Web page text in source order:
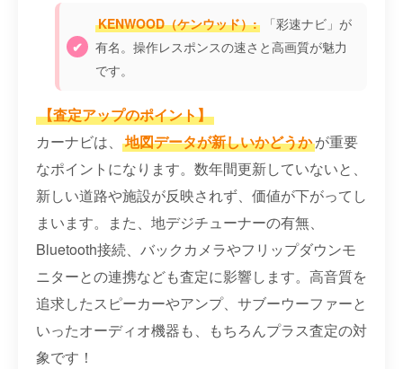
KENWOOD（ケンウッド）:
「彩速ナビ」が
有名。操作レスポンスの速さと高画質が魅力
です。
【査定アップのポイント】
カーナビは、
地図データが新しいかどうかが重要
なポイントになります。数年間更新していないと、
新しい道路や施設が反映されず、価値が下がってし
まいます。また、地デジチューナーの有無、
Bluetooth接続、バックカメラやフリップダウンモ
ニターとの連携なども査定に影響します。高音質を
追求したスピーカーやアンプ、サブーウーファーと
いったオーディオ機器も、もちろんプラス査定の対
象です！